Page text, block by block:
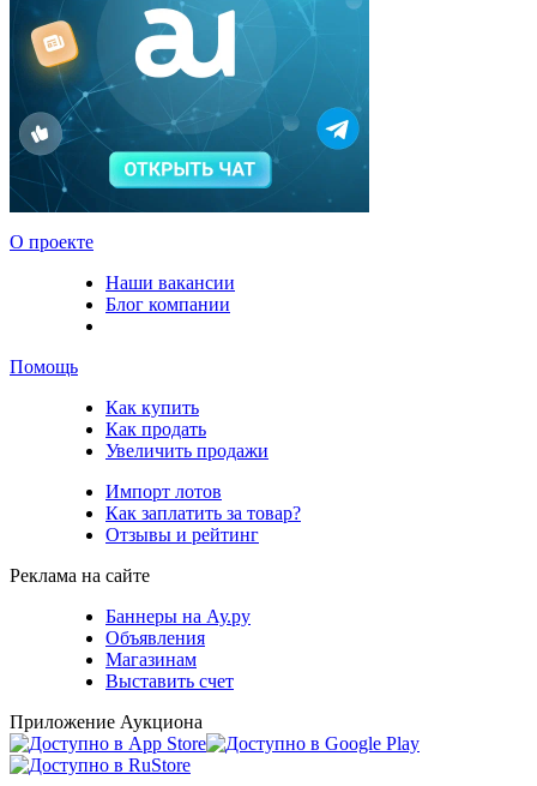
О проекте
Наши вакансии
Блог компании
Помощь
Как купить
Как продать
Увеличить продажи
Импорт лотов
Как заплатить за товар?
Отзывы и рейтинг
Реклама на сайте
Баннеры на Ау.ру
Объявления
Магазинам
Выставить счет
Приложение Аукциона